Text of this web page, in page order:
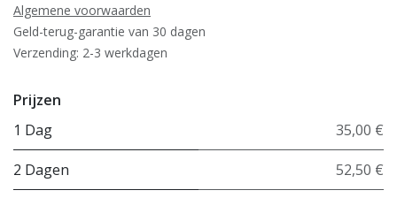
Algemene voorwaarden
Geld-terug-garantie van 30 dagen
Verzending: 2-3 werkdagen
Prijzen
1 Dag
35,00 €
2 Dagen 52,50 €